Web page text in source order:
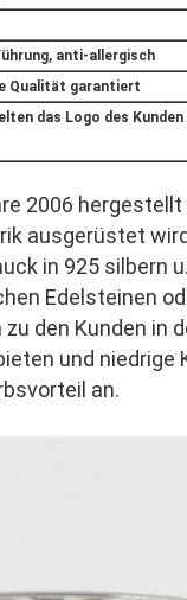
anti-allergisch
Qualität garantiert
das Logo des
2006
ausgerüstet
in 925 silbern
Edelsteinen
den Kunden in
und
an.